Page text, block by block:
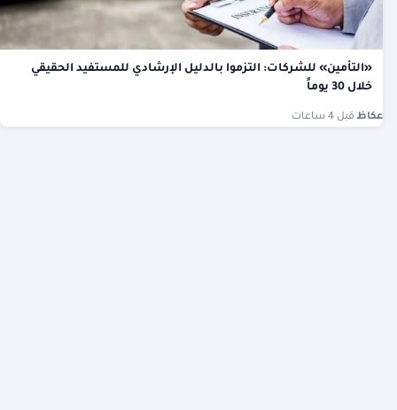
«التأمين» للشركات: التزموا بالدليل الإرشادي للمستفيد الحقيقي
خلال 30 يوماً
عكاظ قبل 4 ساعات